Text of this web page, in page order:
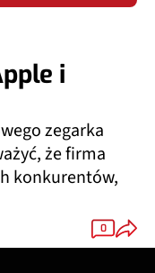
i
zegarka
że firma
konkurentów,
0